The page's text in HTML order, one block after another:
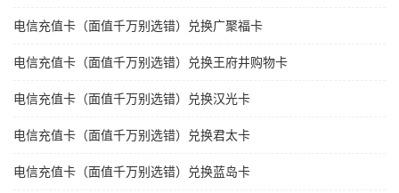
电信充值卡（面值千万别选错）兑换广聚福卡
电信充值卡（面值千万别选错）兑换王府井购物卡
电信充值卡（面值千万别选错）兑换汉光卡
电信充值卡（面值千万别选错）兑换君太卡
电信充值卡（面值千万别选错）兑换蓝岛卡